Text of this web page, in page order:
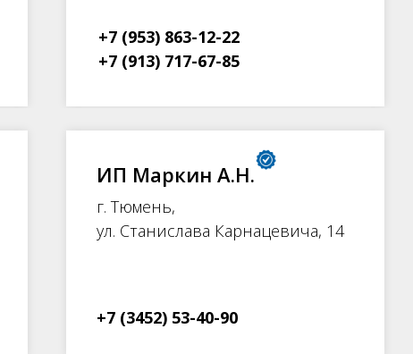
+7 (953) 863-12-22
+7 (913) 717-67-85
ИП Маркин А.Н.
г. Тюмень,
ул. Станислава Карнацевича, 14
+7 (3452) 53-40-90